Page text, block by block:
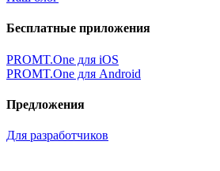
Бесплатные приложения
PROMT.One для iOS
PROMT.One для Android
Предложения
Для разработчиков